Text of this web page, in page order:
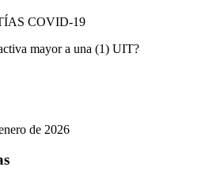
COVID-19
mayor a una (1) UIT?
de 2026